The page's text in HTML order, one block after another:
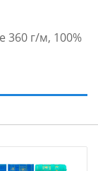
360 г/м, 100%